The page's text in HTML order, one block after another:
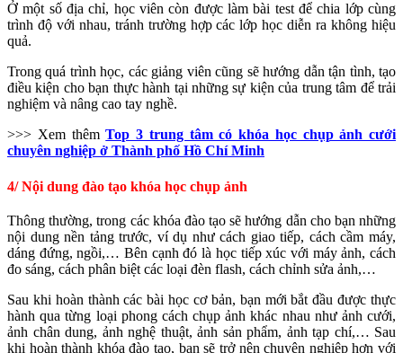
Ở một số địa chỉ, học viên còn được làm bài test để chia lớp cùng
trình độ với nhau, tránh trường hợp các lớp học diễn ra không hiệu
quả.
Trong quá trình học, các giảng viên cũng sẽ hướng dẫn tận tình, tạo
điều kiện cho bạn thực hành tại những sự kiện của trung tâm để trải
nghiệm và nâng cao tay nghề.
>>> Xem thêmTop 3 trung tâm có khóa học chụp ảnh cưới
chuyên nghiệp ở Thành phố Hồ Chí Minh
4/ Nội dung đào tạo khóa học chụp ảnh
Thông thường, trong các khóa đào tạo sẽ hướng dẫn cho bạn những
nội dung nền tảng trước, ví dụ như cách giao tiếp, cách cầm máy,
dáng đứng, ngồi,… Bên cạnh đó là học tiếp xúc với máy ảnh, cách
đo sáng, cách phân biệt các loại đèn flash, cách chỉnh sửa ảnh,…
Sau khi hoàn thành các bài học cơ bản, bạn mới bắt đầu được thực
hành qua từng loại phong cách chụp ảnh khác nhau như ảnh cưới,
ảnh chân dung, ảnh nghệ thuật, ảnh sản phẩm, ảnh tạp chí,… Sau
khi hoàn thành khóa đào tạo, bạn sẽ trở nên chuyên nghiệp hơn với